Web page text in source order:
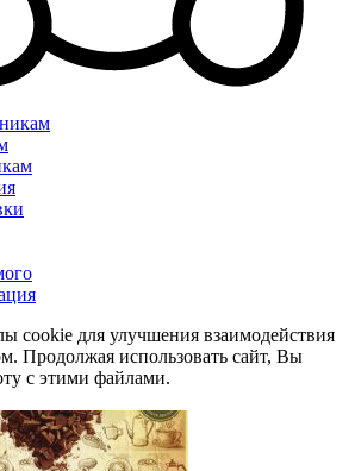
cookie для улучшения взаимодействия
Продолжая использовать сайт, Вы
с этими файлами.